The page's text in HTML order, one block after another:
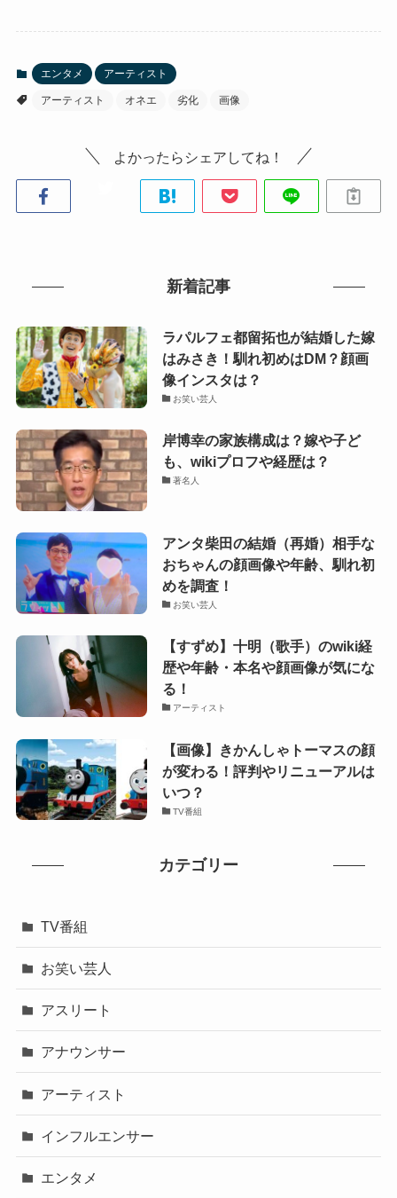
エンタメ アーティスト
アーティスト オネエ 劣化 画像
よかったらシェアしてね！
新着記事
ラパルフェ都留拓也が結婚した嫁
はみさき！馴れ初めはDM？顔画
像インスタは？
お笑い芸人
岸博幸の家族構成は？嫁や子ど
も、wikiプロフや経歴は？
著名人
アンタ柴田の結婚（再婚）相手な
おちゃんの顔画像や年齢、馴れ初
めを調査！
お笑い芸人
【すずめ】十明（歌手）のwiki経
歴や年齢・本名や顔画像が気にな
る！
アーティスト
【画像】きかんしゃトーマスの顔
が変わる！評判やリニューアルは
いつ？
TV番組
カテゴリー
TV番組
お笑い芸人
アスリート
アナウンサー
アーティスト
インフルエンサー
エンタメ